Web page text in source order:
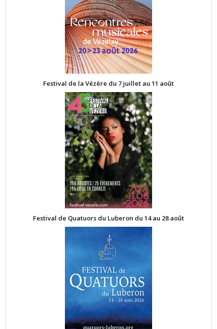
Festival de la Vézère du 7 juillet au 11 août
Festival de Quatuors du Luberon du 14 au 28 août